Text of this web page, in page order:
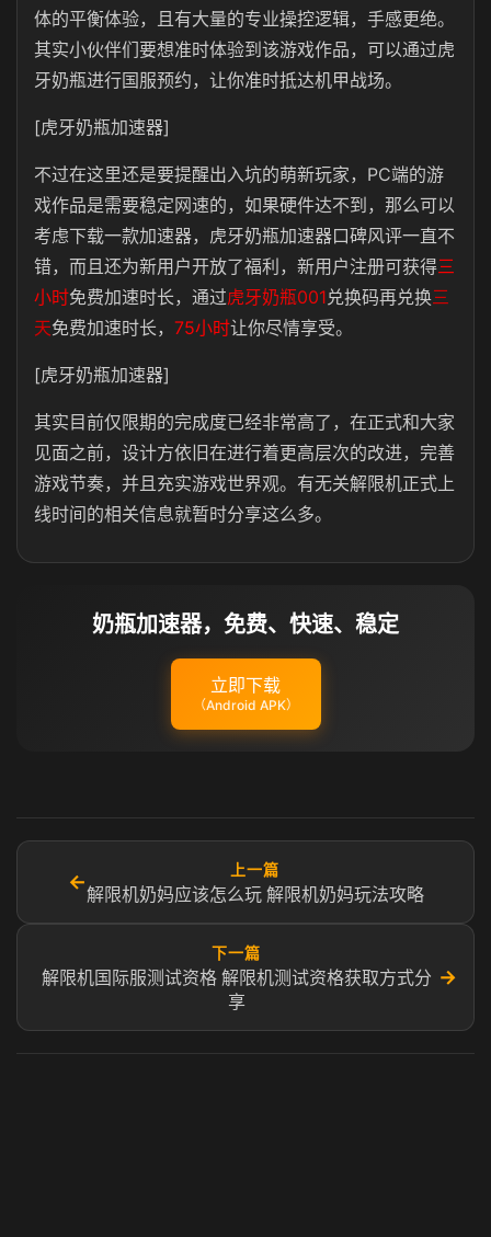
体的平衡体验，且有大量的专业操控逻辑，手感更绝。
其实小伙伴们要想准时体验到该游戏作品，可以通过虎
牙奶瓶进行国服预约，让你准时抵达机甲战场。
[虎牙奶瓶加速器]
不过在这里还是要提醒出入坑的萌新玩家，PC端的游
戏作品是需要稳定网速的，如果硬件达不到，那么可以
考虑下载一款加速器，虎牙奶瓶加速器口碑风评一直不
错，而且还为新用户开放了福利，新用户注册可获得三
小时免费加速时长，通过虎牙奶瓶001兑换码再兑换三
天免费加速时长， 75小时让你尽情享受。
[虎牙奶瓶加速器]
其实目前仅限期的完成度已经非常高了，在正式和大家
见面之前，设计方依旧在进行着更高层次的改进，完善
游戏节奏，并且充实游戏世界观。有无关解限机正式上
线时间的相关信息就暂时分享这么多。
奶瓶加速器，免费、快速、稳定
立即下载
（Android APK）
←
上一篇
解限机奶妈应该怎么玩 解限机奶妈玩法攻略
下一篇
解限机国际服测试资格 解限机测试资格获取方式分
享
→